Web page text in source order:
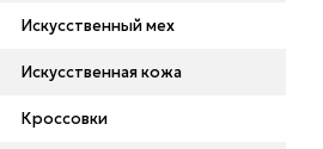
Искусственный мех
Искусственная кожа
Кроссовки